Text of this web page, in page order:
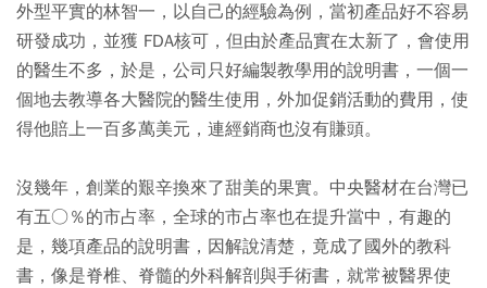
外型平實的林智一，以自己的經驗為例，當初產品好不容易
研發成功，並獲 FDA核可，但由於產品實在太新了，會使用
的醫生不多，於是，公司只好編製教學用的說明書，一個一
個地去教導各大醫院的醫生使用，外加促銷活動的費用，使
得他賠上一百多萬美元，連經銷商也沒有賺頭。
沒幾年，創業的艱辛換來了甜美的果實。中央醫材在台灣已
有五○％的市占率，全球的市占率也在提升當中，有趣的
是，幾項產品的說明書，因解說清楚，竟成了國外的教科
書，像是脊椎、脊髓的外科解剖與手術書，就常被醫界使